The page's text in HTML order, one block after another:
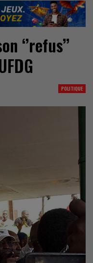
‘’refus’’
POLITIQUE